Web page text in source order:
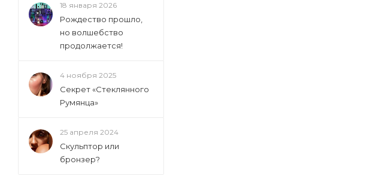
18 января 2026
Рождество прошло,
но волшебство
продолжается!
4 ноября 2025
Секрет «Стеклянного
Румянца»
25 апреля 2024
Скульптор или
бронзер?